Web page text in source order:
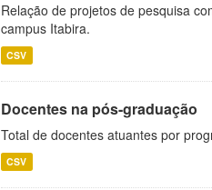
Relação de projetos de pesquisa
campus Itabira.
CSV
Docentes na pós-graduação
Total de docentes atuantes por
CSV